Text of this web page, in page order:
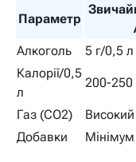
Параметр
Алкоголь
5 г/0,5 л
Калорії/0,5
л
200-250
Газ (CO2) Високий
Добавки
Мінімум